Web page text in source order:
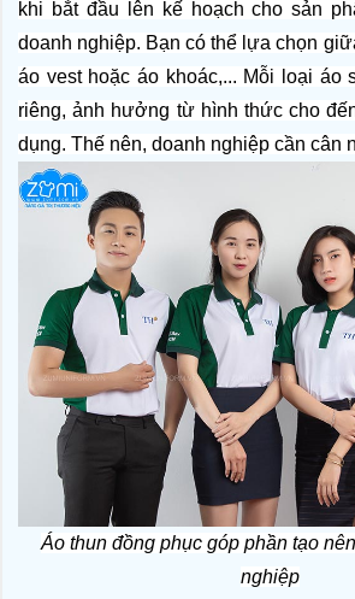
khi bắt đầu lên kế hoạch cho sản
doanh nghiệp. Bạn có thể lựa chọn
áo vest hoặc áo khoác,... Mỗi loại áo
riêng, ảnh hưởng từ hình thức cho
dụng. Thế nên, doanh nghiệp cần cân
Áo thun đồng phục góp phần tạo
nghiệp